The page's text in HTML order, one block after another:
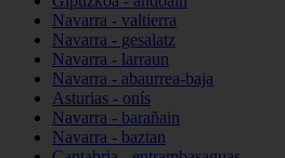
Navarra - valtierra
Navarra - gesalatz
Navarra - larraun
Navarra - abaurrea-baja
Asturias - onís
Navarra - barañain
Navarra - baztan